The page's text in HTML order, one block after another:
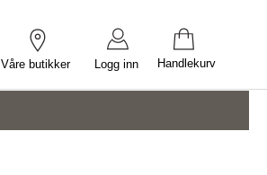
Våre butikker Logg inn Handlekurv